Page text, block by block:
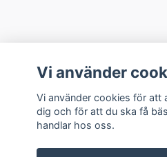
Vi använder
Vi använder cookies för att
dig och för att du ska få
handlar hos oss.